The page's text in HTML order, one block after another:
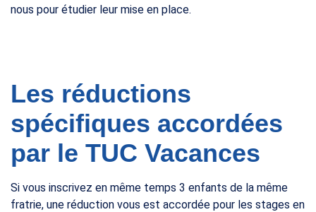
nous pour étudier leur mise en place.
Les réductions
spécifiques accordées
par le TUC Vacances
Si vous inscrivez en même temps 3 enfants de la même
fratrie, une réduction vous est accordée pour les stages en